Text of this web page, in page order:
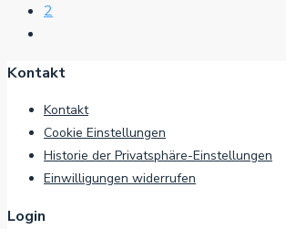
2
Kontakt
Kontakt
Cookie Einstellungen
Historie der Privatsphäre-Einstellungen
Einwilligungen widerrufen
Login